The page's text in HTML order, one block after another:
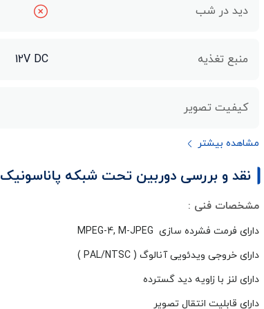
دید در شب
منبع تغذیه 12V DC
کیفیت تصویر
مشاهده بیشتر
نقد و بررسی دوربین تحت شبکه پاناسونیک BB-HCM547
مشخصات فنی :
دارای فرمت فشرده سازی MPEG-4, M-JPEG
دارای خروجی ویدئویی آنالوگ ( PAL/NTSC )
دارای لنز با زاویه دید گسترده
دارای قابلیت انتقال تصویر